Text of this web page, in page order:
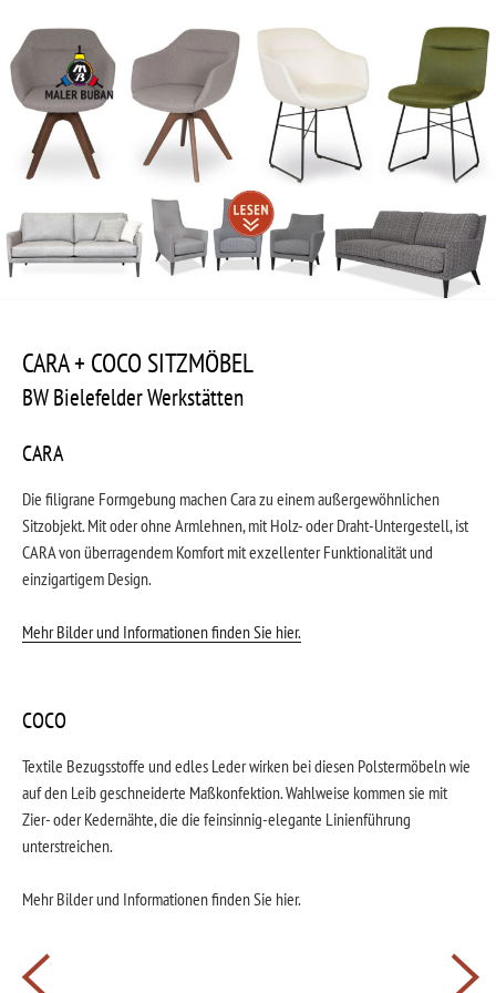
Inhalt
springen
Beitragsnavigation
CARA + COCO SITZMÖBEL
BW Bielefelder Werkstätten
CARA
Die filigrane Formgebung machen Cara zu einem außergewöhnlichen
Sitzobjekt. Mit oder ohne Armlehnen, mit Holz- oder Draht-Untergestell, ist
CARA von überragendem Komfort mit exzellenter Funktionalität und
einzigartigem Design.
Mehr Bilder und Informationen finden Sie hier.
COCO
Textile Bezugsstoffe und edles Leder wirken bei diesen Polstermöbeln wie
auf den Leib geschneiderte Maßkonfektion. Wahlweise kommen sie mit
Zier- oder Kedernähte, die die feinsinnig-elegante Linienführung
unterstreichen.
Mehr Bilder und Informationen finden Sie hier.
Beitragsnavigation